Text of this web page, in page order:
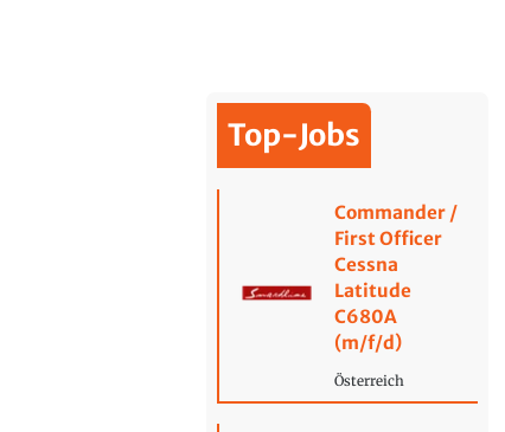
Top-Jobs
Commander /
First Officer
Cessna
Latitude
C680A
(m/f/d)
Österreich